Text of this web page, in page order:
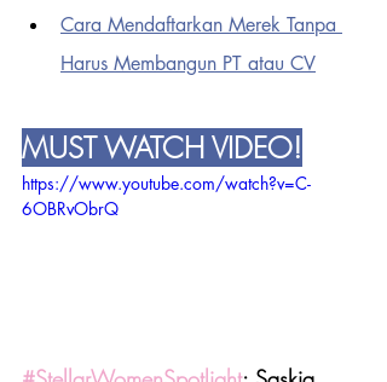
Cara Mendaftarkan Merek Tanpa
Harus Membangun PT atau CV
MUST WATCH VIDEO!
https://www.youtube.com/watch?v=C-
6OBRvObrQ